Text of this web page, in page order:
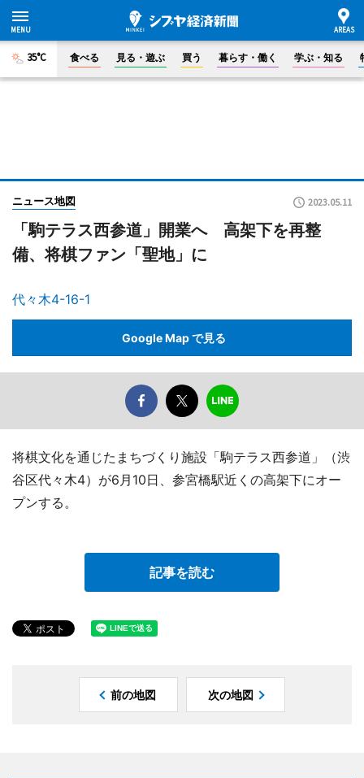
35°C 食べる 見る・遊ぶ 買う 暮らす・働く 学ぶ・知る
ニュース地図 2023.05.11
「駒テラス西参道」開業へ 高架下を再整
備、将棋ファン「聖地」に
代々木4-16-1
Google Map で見る
将棋文化を通じたまちづくり施設「駒テラス西参道」（渋
谷区代々木4）が6月10日、参宮橋駅近くの高架下にオー
プンする。
記事を読む
前の地図 次の地図